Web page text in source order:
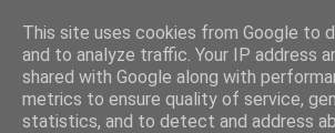
This site uses cookies from Google to
and to analyze traffic. Your IP address
shared with Google along with
metrics to ensure quality of service,
statistics, and to detect and address